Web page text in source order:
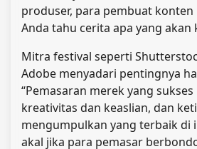
produser, para pembuat konten
Anda tahu cerita apa yang akan
Mitra festival seperti
Adobe menyadari pentingnya
“Pemasaran merek yang
kreativitas dan keaslian, dan
mengumpulkan yang terbaik di
akal jika para pemasar